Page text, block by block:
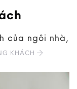
của ngôi nhà,
KHÁCH